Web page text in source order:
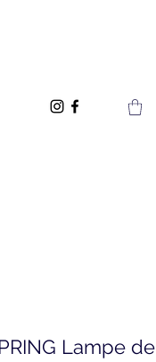
Lampe de